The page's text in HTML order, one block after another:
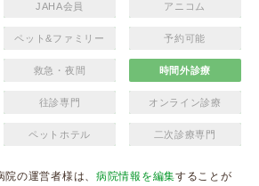
JAHA会員 アニコム
ペット&ファミリー 予約可能
救急・夜間 時間外診療
往診専門 オンライン診療
ペットホテル 二次診療専門
の運営者様は、 病院情報を編集することが